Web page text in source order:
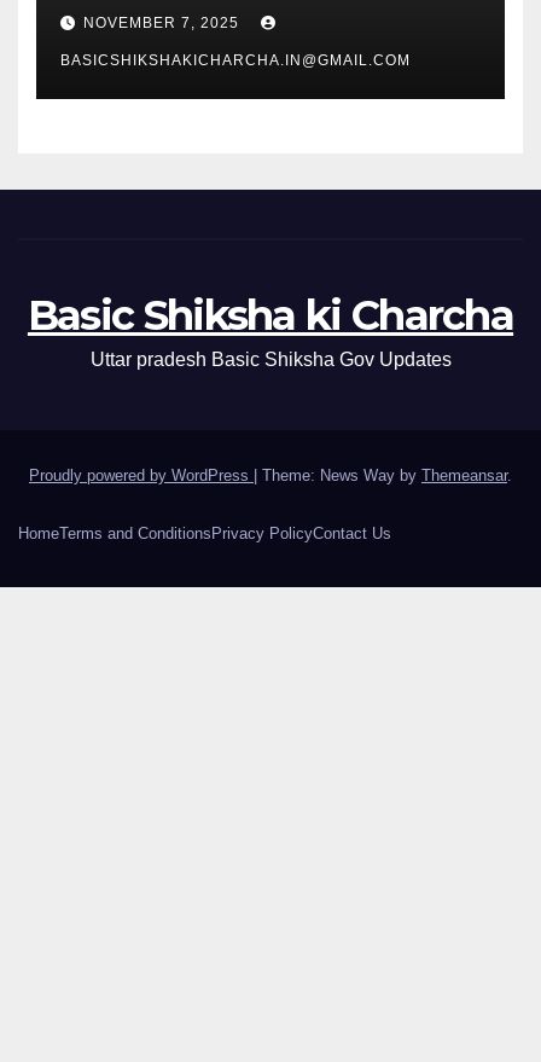
NOVEMBER 7, 2025
BASICSHIKSHAKICHARCHA.IN@GMAIL.COM
Basic Shiksha ki Charcha
Uttar pradesh Basic Shiksha Gov Updates
Proudly powered by WordPress | Theme: News Way by Themeansar.
HomeTerms and Conditions Privacy PolicyContact Us